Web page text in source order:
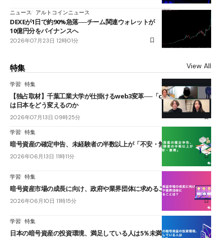
ニュース アルトコインニュース
DEXEが1日で約90%急落──チーム関連ウォレットが
10億円分をバイナンスへ
2026年07月23日 12時01分
特集 View All
学習 特集
【独占取材】千葉工業大学が仕掛けるweb3変革──「cJPY」とAIの融合
は日本をどう変えるのか
2026年07月13日 09時25分
学習 特集
暗号資産の確定申告、未経験者の半数以上が「不安・無理」
2026年06月13日 11時11分
学習 特集
暗号資産市場の成長に向け、政府や業界団体に求めることは？
2026年06月10日 11時15分
学習 特集
日本の暗号資産の投資環境、満足している人は5％未満